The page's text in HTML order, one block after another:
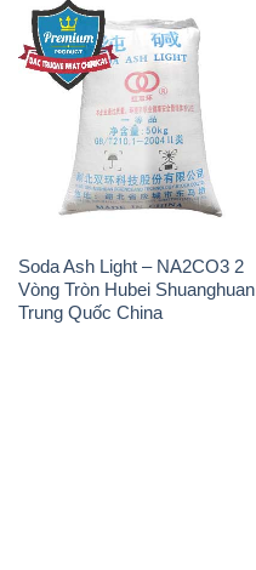
Soda Ash Light – NA2CO3 2
Vòng Tròn Hubei Shuanghuan
Trung Quốc China